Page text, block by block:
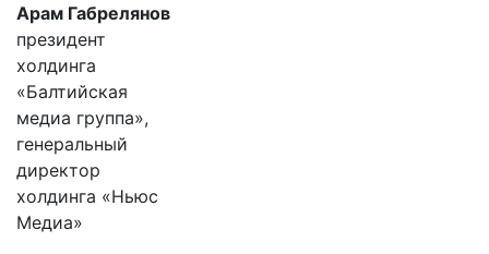
Арам Габрелянов
президент
холдинга
«Балтийская
медиа группа»,
генеральный
директор
холдинга «Ньюс
Медиа»